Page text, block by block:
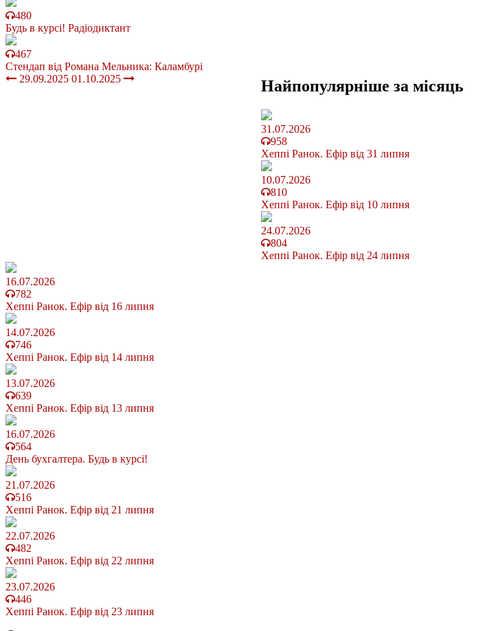
480
Будь в курсі! Радіодиктант
467
Стендап від Романа Мельника: Каламбурі
29.09.2025 01.10.2025 Найпопулярніше за місяць
31.07.2026
958
Хеппі Ранок. Ефір від 31 липня
10.07.2026
810
Хеппі Ранок. Ефір від 10 липня
24.07.2026
804
Хеппі Ранок. Ефір від 24 липня
16.07.2026
782
Хеппі Ранок. Ефір від 16 липня
14.07.2026
746
Хеппі Ранок. Ефір від 14 липня
13.07.2026
639
Хеппі Ранок. Ефір від 13 липня
16.07.2026
564
День бухгалтера. Будь в курсі!
21.07.2026
516
Хеппі Ранок. Ефір від 21 липня
22.07.2026
482
Хеппі Ранок. Ефір від 22 липня
23.07.2026
446
Хеппі Ранок. Ефір від 23 липня